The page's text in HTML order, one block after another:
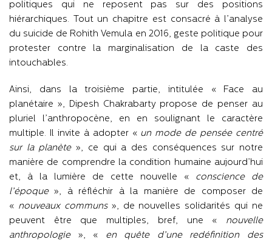
politiques qui ne reposent pas sur des positions
hiérarchiques. Tout un chapitre est consacré à l’analyse
du suicide de Rohith Vemula en 2016, geste politique pour
protester contre la marginalisation de la caste des
intouchables.
Ainsi, dans la troisième partie, intitulée « Face au
planétaire », Dipesh Chakrabarty propose de penser au
pluriel l’anthropocène, en en soulignant le caractère
multiple. Il invite à adopter « un mode de pensée centré
sur la planète», ce qui a des conséquences sur notre
manière de comprendre la condition humaine aujourd’hui
et, à la lumière de cette nouvelle « conscience de
l’époque», à réfléchir à la manière de composer de
« nouveaux communs», de nouvelles solidarités qui ne
peuvent être que multiples, bref, une « nouvelle
anthropologie», « en quête d’une redéfinition des